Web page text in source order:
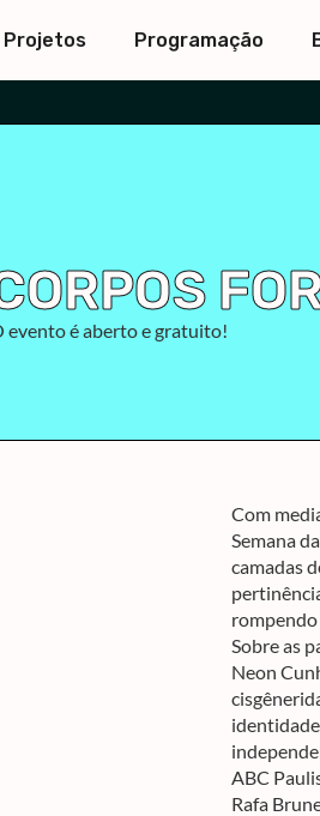
Projetos Programação
evento é aberto e gratuito!
Com
Semana
camadas
Sobre as
Neon
ABC
Rafa